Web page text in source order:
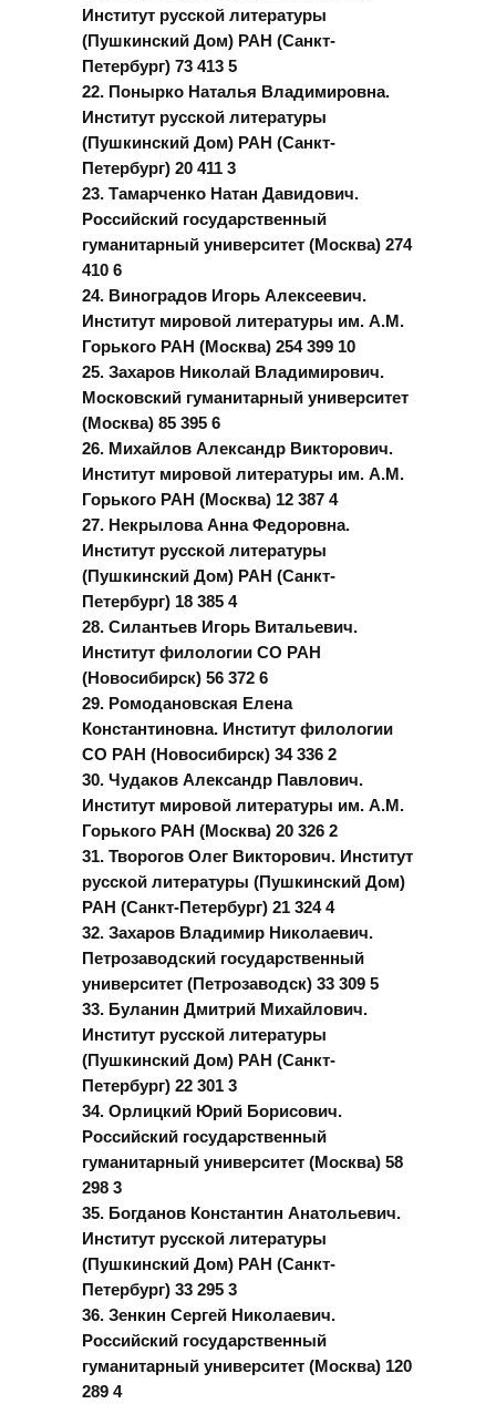
Институт русской литературы
(Пушкинский Дом) РАН (Санкт-
Петербург) 73 413 5
22. Понырко Наталья Владимировна.
Институт русской литературы
(Пушкинский Дом) РАН (Санкт-
Петербург) 20 411 3
23. Тамарченко Натан Давидович.
Российский государственный
гуманитарный университет (Москва) 274
410 6
24. Виноградов Игорь Алексеевич.
Институт мировой литературы им. А.М.
Горького РАН (Москва) 254 399 10
25. Захаров Николай Владимирович.
Московский гуманитарный университет
(Москва) 85 395 6
26. Михайлов Александр Викторович.
Институт мировой литературы им. А.М.
Горького РАН (Москва) 12 387 4
27. Некрылова Анна Федоровна.
Институт русской литературы
(Пушкинский Дом) РАН (Санкт-
Петербург) 18 385 4
28. Силантьев Игорь Витальевич.
Институт филологии СО РАН
(Новосибирск) 56 372 6
29. Ромодановская Елена
Константиновна. Институт филологии
СО РАН (Новосибирск) 34 336 2
30. Чудаков Александр Павлович.
Институт мировой литературы им. А.М.
Горького РАН (Москва) 20 326 2
31. Творогов Олег Викторович. Институт
русской литературы (Пушкинский Дом)
РАН (Санкт-Петербург) 21 324 4
32. Захаров Владимир Николаевич.
Петрозаводский государственный
университет (Петрозаводск) 33 309 5
33. Буланин Дмитрий Михайлович.
Институт русской литературы
(Пушкинский Дом) РАН (Санкт-
Петербург) 22 301 3
34. Орлицкий Юрий Борисович.
Российский государственный
гуманитарный университет (Москва) 58
298 3
35. Богданов Константин Анатольевич.
Институт русской литературы
(Пушкинский Дом) РАН (Санкт-
Петербург) 33 295 3
36. Зенкин Сергей Николаевич.
Российский государственный
гуманитарный университет (Москва) 120
289 4